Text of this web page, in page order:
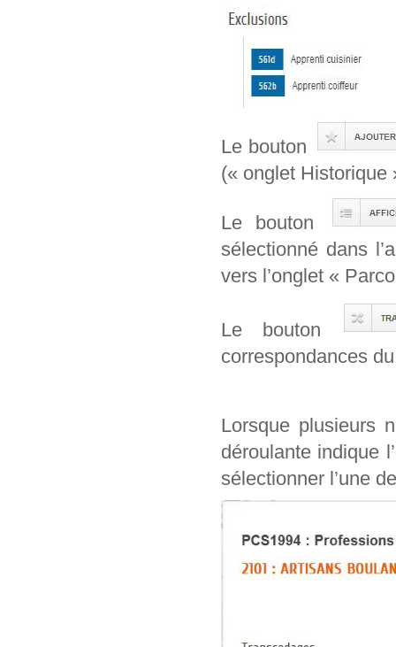
Le bouton
(« onglet Historique
Le bouton
sélectionné dans
vers l’onglet «
Le bouton
correspondances
Lorsque plusieurs
déroulante indique
sélectionner l’une